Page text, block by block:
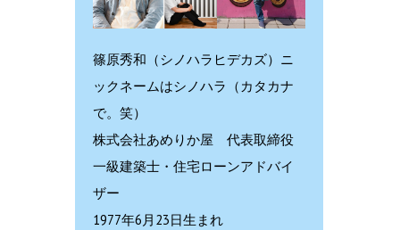
篠原秀和（シノハラヒデカズ）ニ
ックネームはシノハラ（カタカナ
で。笑）
株式会社あめりか屋 代表取締役
一級建築士・住宅ローンアドバイ
ザー
1977年6月23日生まれ